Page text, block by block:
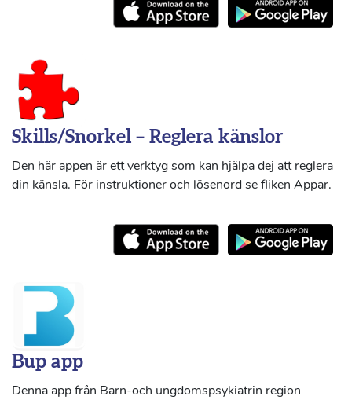
Skills/Snorkel – Reglera känslor
Den här appen är ett verktyg som kan hjälpa dej att reglera
din känsla. För instruktioner och lösenord se fliken Appar.
Bup app
Denna app från Barn-och ungdomspsykiatrin region